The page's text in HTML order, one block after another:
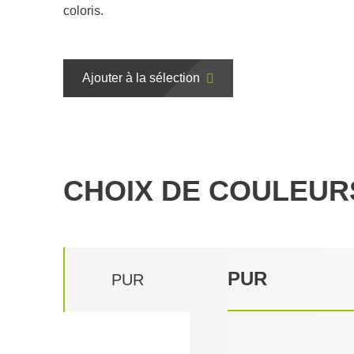
coloris.
Ajouter à la sélection
CHOIX DE
PUR PUR